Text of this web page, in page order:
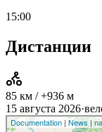
15:00
Дистанции
85 км / +936 м
15 августа 2026·